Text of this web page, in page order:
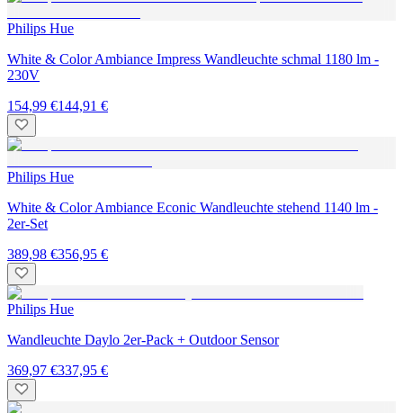
Philips Hue
White & Color Ambiance Impress Wandleuchte schmal 1180 lm -
230V
154,99 €144,91 €
Philips Hue
White & Color Ambiance Econic Wandleuchte stehend 1140 lm -
2er-Set
389,98 €356,95 €
Philips Hue
Wandleuchte Daylo 2er-Pack + Outdoor Sensor
369,97 €337,95 €